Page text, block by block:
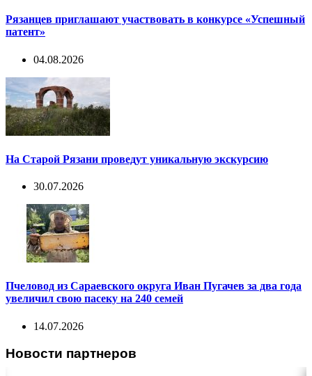
Рязанцев приглашают участвовать в конкурсе «Успешный
патент»
04.08.2026
На Старой Рязани проведут уникальную экскурсию
30.07.2026
Пчеловод из Сараевского округа Иван Пугачев за два года
увеличил свою пасеку на 240 семей
14.07.2026
Новости партнеров